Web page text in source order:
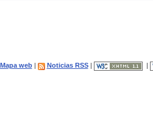
Mapa web| Noticias RSS|